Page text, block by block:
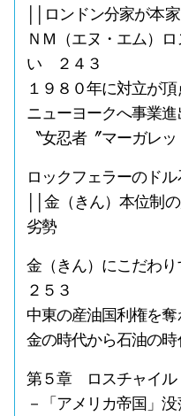
││ロンドン分家が本
ＮＭ（エヌ・エム）
い ２４３
１９８０年に対立が
ニューヨークへ事業
〝女忍者〞マーガレ
ロックフェラーのド
││金（きん）本位制
劣勢
金（きん）にこだわ
２５３
中東の産油国利権を
金の時代から石油の
第５章 ロスチャイル
－「アメリカ帝国」